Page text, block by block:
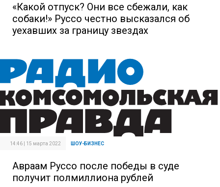
«Какой отпуск? Они все сбежали, как
собаки!» Руссо честно высказался об
уехавших за границу звездах
14:46 | 15 марта 2022 ШОУ-БИЗНЕС
Авраам Руссо после победы в суде
получит полмиллиона рублей